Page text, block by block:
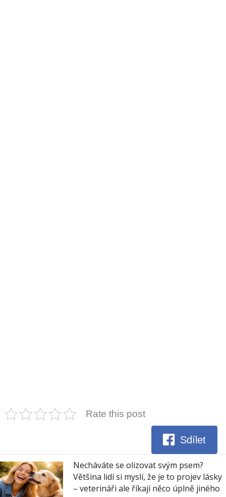
Rate this post
Sdílet
Necháváte se olizovat svým psem?
Většina lidí si myslí, že je to projev lásky
– veterináři ale říkají něco úplně jiného